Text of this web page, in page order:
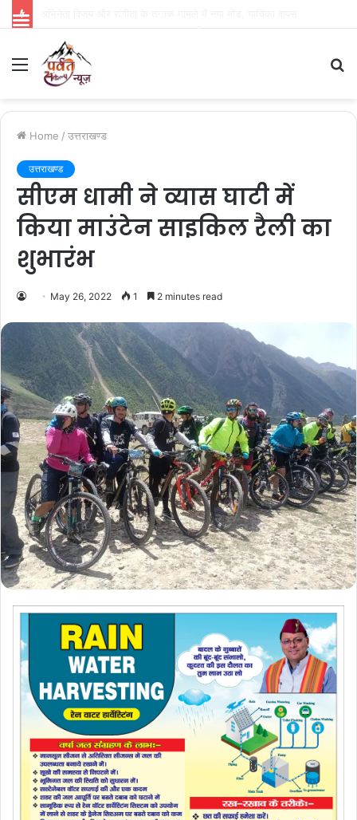
Menu
Home / उत्तराखण्ड
उत्तराखण्ड
सीएम धामी ने व्यास घाटी में
किया माउंटेन साइकिल रैली का
शुभारंभ
May 26, 2022 1 2 minutes read